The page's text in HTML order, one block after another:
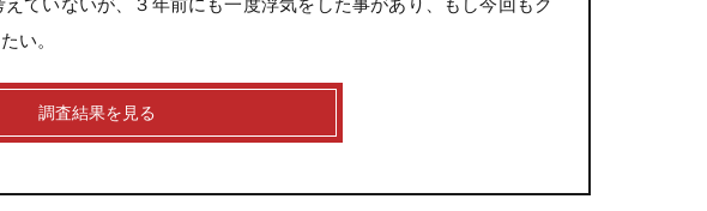
ていないが、３年前にも一度浮気をした事があり、もし今回もク
い。
調査結果を見る